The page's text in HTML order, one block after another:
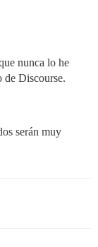
nunca lo he
de Discourse.
serán muy